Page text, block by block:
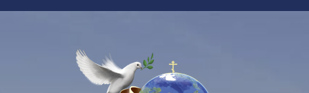
Перейти